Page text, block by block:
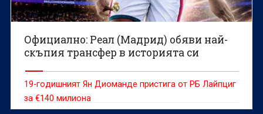
Официално: Реал (Мадрид) обяви най-
скъпия трансфер в историята си
19-годишният Ян Диоманде пристига от РБ Лайпциг
за €140 милиона